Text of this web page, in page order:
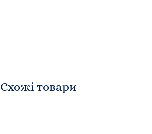
Схожі товари